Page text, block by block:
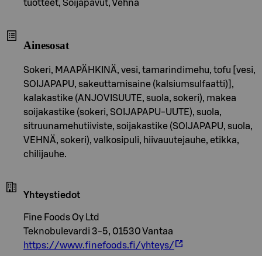
tuotteet, Soijapavut, Vehnä
Ainesosat
Sokeri, MAAPÄHKINÄ, vesi, tamarindimehu, tofu [vesi,
SOIJAPAPU, sakeuttamisaine (kalsiumsulfaatti)],
kalakastike (ANJOVISUUTE, suola, sokeri), makea
soijakastike (sokeri, SOIJAPAPU-UUTE), suola,
sitruunamehutiiviste, soijakastike (SOIJAPAPU, suola,
VEHNÄ, sokeri), valkosipuli, hiivauutejauhe, etikka,
chilijauhe.
Yhteystiedot
Fine Foods Oy Ltd
Teknobulevardi 3-5, 01530 Vantaa
https://www.finefoods.fi/yhteys/